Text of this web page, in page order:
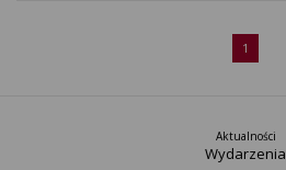
1
Aktualności
Wydarzenia